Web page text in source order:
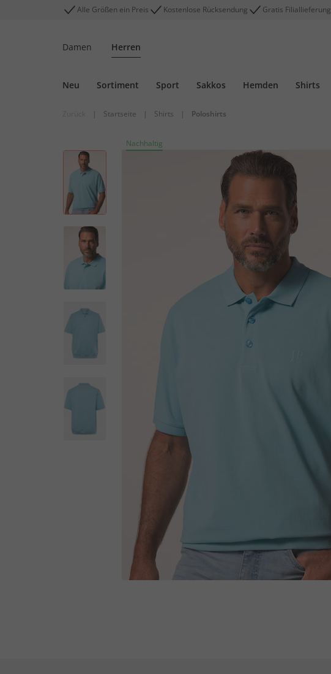
Alle Größen ein Preis Kostenlose Rücksendung Gratis Filiallieferung
Damen Herren
Neu Sortiment Sport Sakkos Hemden Shirts
| Startseite | Shirts | Poloshirts
Nachhaltig